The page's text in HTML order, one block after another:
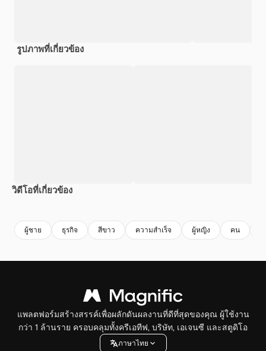
รูปภาพที่เกี่ยวข้อง
วิดีโอที่เกี่ยวข้อง
ผู้ชาย ธุรกิจ สีขาว ความสําเร็จ ผู้หญิง คน
แพลตฟอร์มสร้างสรรค์เพื่อผลักดันผลงานที่ดีที่สุดของคุณ ผู้ใช้งาน
กว่า 1 ล้านราย ครอบคลุมทั้งครีเอทีฟ, บริษัท, เอเจนซี และสตูดิโอ
ภาษาไทย